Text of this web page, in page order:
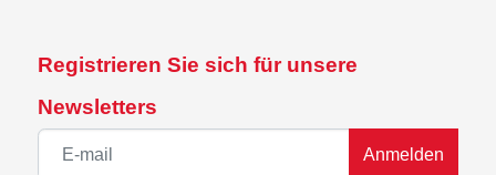
Registrieren Sie sich für unsere
Newsletters
Anmelden